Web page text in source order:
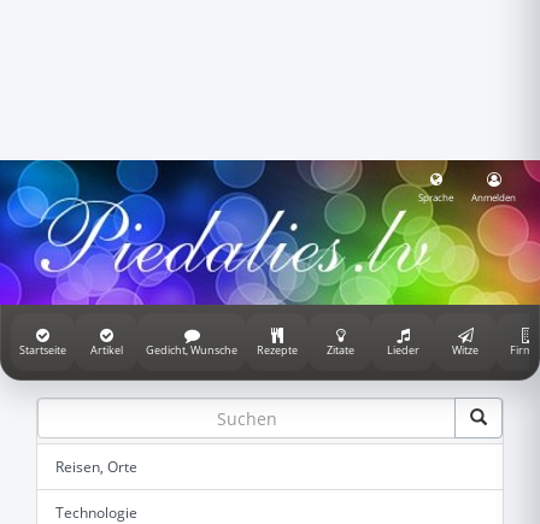
Sprache Anmelden
Startseite Artikel Gedicht, Wunsche Rezepte Zitate Lieder Witze
Reisen, Orte
Technologie